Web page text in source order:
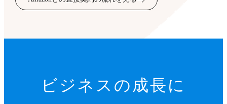
ビジネスの成長に